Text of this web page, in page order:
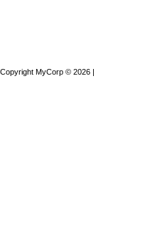
Copyright MyCorp © 2026 |